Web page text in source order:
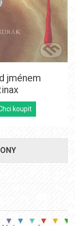
jménem
koupit